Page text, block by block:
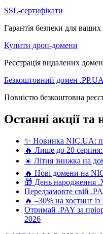
SSL-сертифікати
Гарантія безпеки для ваших
Купити дроп-домени
Реєстрація видалених
Безкоштовний домен .PP.UA
Повністю безкоштовна
Останні акції
✨ Новинка NIC.UA:
🔥 Лише до 20
☀️ Літня знижка на
🔥 Нові домени на
🎁 День народження
Передзамовте свій
🔥 –30% на хостинг
Отримай .PAY за
2026